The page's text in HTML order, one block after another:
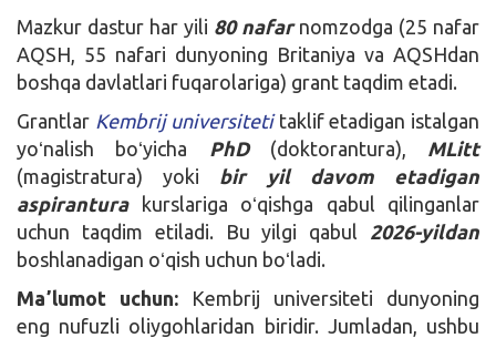
Mazkur dastur har yili 80 nafar nomzodga (25 nafar
AQSH, 55 nafari dunyoning Britaniya va AQSHdan
boshqa davlatlari fuqarolariga) grant taqdim etadi.
Grantlar Kembrij universiteti taklif etadigan istalgan
yoʻnalish boʻyicha
PhD(doktorantura), MLitt
(magistratura) yoki bir yil davom etadigan
aspirantura
kurslariga oʻqishga qabul qilinganlar
uchun taqdim etiladi. Bu yilgi qabul 2026-yildan
boshlanadigan oʻqish uchun boʻladi.
Maʼlumot uchun: Kembrij universiteti dunyoning
eng nufuzli oliygohlaridan biridir. Jumladan, ushbu